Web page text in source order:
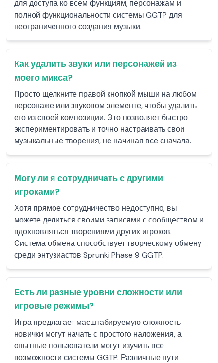
для доступа ко всем функциям, персонажам и
полной функциональности системы GGTP для
неограниченного создания музыки.
Как удалить звуки или персонажей из
моего микса?
Просто щелкните правой кнопкой мыши на любом
персонаже или звуковом элементе, чтобы удалить
его из своей композиции. Это позволяет быстро
экспериментировать и точно настраивать свои
музыкальные творения, не начиная все сначала.
Могу ли я сотрудничать с другими
игроками?
Хотя прямое сотрудничество недоступно, вы
можете делиться своими записями с сообществом и
вдохновляться творениями других игроков.
Система обмена способствует творческому обмену
среди энтузиастов Sprunki Phase 9 GGTP.
Есть ли разные уровни сложности или
игровые режимы?
Игра предлагает масштабируемую сложность -
новички могут начать с простого наложения, а
опытные пользователи могут изучить все
возможности системы GGTP. Различные пути